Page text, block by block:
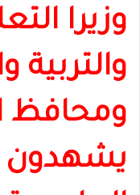
وزيرا
والتربية
ومحافظ
يشهدون